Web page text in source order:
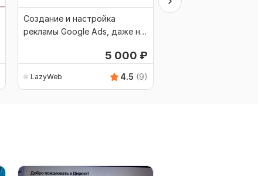
Создание и настройка
рекламы Google Ads, даже на
5 000 ₽
LazyWeb 4.5 (9)